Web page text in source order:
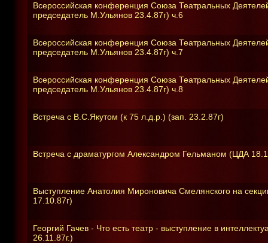
Всероссийская конференция Союза Театральных
председатель М.Ульянов 23.4.87г) ч.6
Всероссийская конференция Союза Театральных
председатель М.Ульянов 23.4.87г) ч.7
Всероссийская конференция Союза Театральных
председатель М.Ульянов 23.4.87г) ч.8
Встреча с В.С.Якутом (к 75 л.д.р.) (зап. 23.2.87г)
Встреча с драматургом Александром Гельманом (ЦДА
Выступление Анатолия Мироновича Смелянского на
17.10.87г)
Георгий Гачев - Что есть театр - выступление в
26.11.87г.)